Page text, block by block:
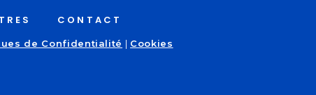
CONTACT
de Confidentialité | Cookies